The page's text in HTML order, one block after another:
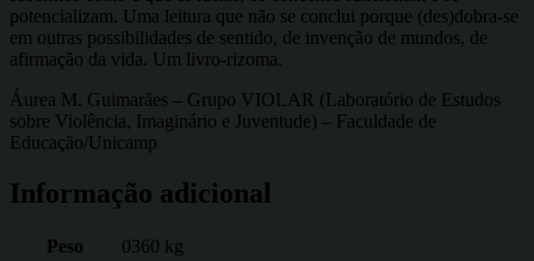
potencializam. Uma leitura que não se conclui porque (des)dobra-se
em outras possibilidades de sentido, de invenção de mundos, de
afirmação da vida. Um livro-rizoma.
Áurea M. Guimarães – Grupo VIOLAR (Laboratório de Estudos
sobre Violência, Imaginário e Juventude) – Faculdade de
Educação/Unicamp
Informação adicional
Peso
0360 kg